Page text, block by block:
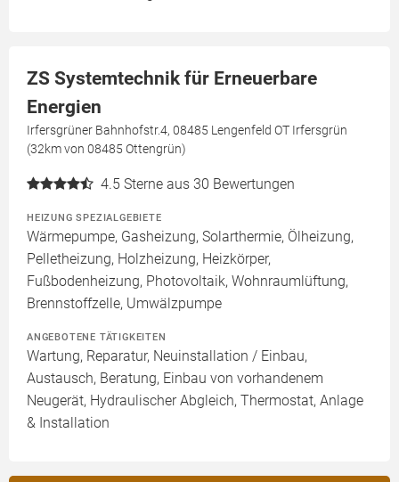
ZS Systemtechnik für Erneuerbare
Energien
Irfersgrüner Bahnhofstr.4, 08485 Lengenfeld OT Irfersgrün
(32km von 08485 Ottengrün)
4.5 Sterne aus 30 Bewertungen
HEIZUNG SPEZIALGEBIETE
Wärmepumpe, Gasheizung, Solarthermie, Ölheizung,
Pelletheizung, Holzheizung, Heizkörper,
Fußbodenheizung, Photovoltaik, Wohnraumlüftung,
Brennstoffzelle, Umwälzpumpe
ANGEBOTENE TÄTIGKEITEN
Wartung, Reparatur, Neuinstallation / Einbau,
Austausch, Beratung, Einbau von vorhandenem
Neugerät, Hydraulischer Abgleich, Thermostat, Anlage
& Installation